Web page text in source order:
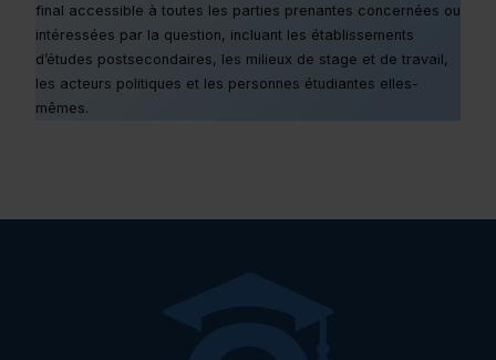
final accessible à toutes les parties prenantes concernées ou
intéressées par la question, incluant les établissements
d’études postsecondaires, les milieux de stage et de travail,
les acteurs politiques et les personnes étudiantes elles-
mêmes.